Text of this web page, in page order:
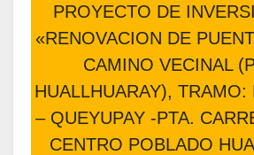
PROYECTO DE
«RENOVACION DE
CAMINO VECINAL
HUALLHUARAY), TRAMO:
– QUEYUPAY -PTA.
CENTRO POBLADO